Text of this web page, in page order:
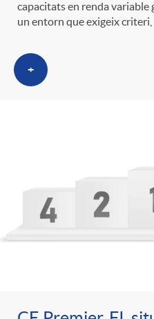
capacitats en renda variable
un entorn que exigeix
+